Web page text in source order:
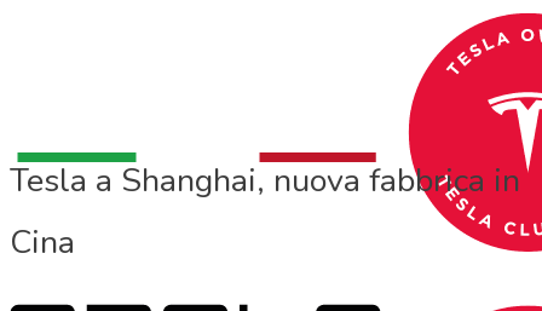
Tesla a Shanghai, nuova fabbrica in
Cina